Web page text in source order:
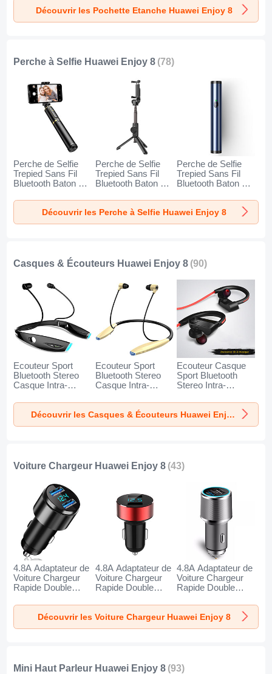
Découvrir les Pochette Etanche Huawei Enjoy 8
Perche à Selfie Huawei Enjoy 8 (78)
Perche de Selfie
Trepied Sans Fil
Bluetooth Baton de
Poche Universel
T34 pour Huawei
Enjoy 8 Or et Noir
Perche de Selfie
Trepied Sans Fil
Bluetooth Baton de
Poche Universel
T32 pour Huawei
Enjoy 8 Noir
Perche de Selfie
Trepied Sans Fil
Bluetooth Baton de
Poche Universel
T31 pour Huawei
Enjoy 8 Bleu
Découvrir les Perche à Selfie Huawei Enjoy 8
Casques & Écouteurs Huawei Enjoy 8 (90)
Ecouteur Sport
Bluetooth Stereo
Casque Intra-
Oreillette H52 pour
Huawei Enjoy 8
Noir
Ecouteur Sport
Bluetooth Stereo
Casque Intra-
Oreillette H51 pour
Huawei Enjoy 8 Or
Ecouteur Casque
Sport Bluetooth
Stereo Intra-
Oreillette H53 pour
Huawei Enjoy 8
Noir
Découvrir les Casques & Écouteurs Huawei Enjoy 8
Voiture Chargeur Huawei Enjoy 8 (43)
4.8A Adaptateur de
Voiture Chargeur
Rapide Double
K10 pour Huawei
Enjoy 8 Noir
4.8A Adaptateur de
Voiture Chargeur
Rapide Double
K07 pour Huawei
Enjoy 8 Rouge
4.8A Adaptateur de
Voiture Chargeur
Rapide Double
K08 pour Huawei
Enjoy 8 Argent
Découvrir les Voiture Chargeur Huawei Enjoy 8
Mini Haut Parleur Huawei Enjoy 8 (93)